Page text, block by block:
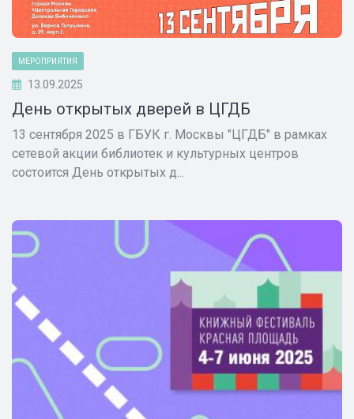
МЕРОПРИЯТИЯ
13.09.2025
День открытых дверей в ЦГДБ
13 сентября 2025 в ГБУК г. Москвы "ЦГДБ" в рамках
сетевой акции библиотек и культурных центров
состоится День открытых д...